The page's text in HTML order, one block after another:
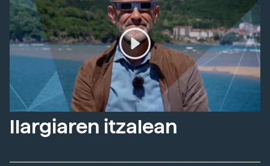
Ilargiaren itzalean